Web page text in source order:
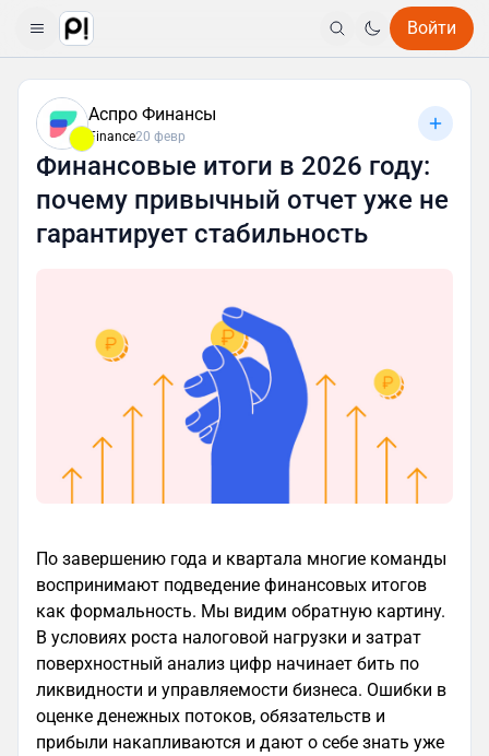
Войти
Аспро Финансы
Finance20 февр
Финансовые итоги в 2026 году:
почему привычный отчет уже не
гарантирует стабильность
По завершению года и квартала многие команды
воспринимают подведение финансовых итогов
как формальность. Мы видим обратную картину.
В условиях роста налоговой нагрузки и затрат
поверхностный анализ цифр начинает бить по
ликвидности и управляемости бизнеса. Ошибки в
оценке денежных потоков, обязательств и
прибыли накапливаются и дают о себе знать уже